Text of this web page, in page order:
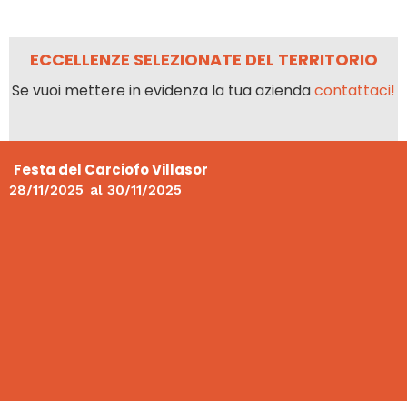
ECCELLENZE SELEZIONATE DEL TERRITORIO
Se vuoi mettere in evidenza la tua aziendacontattaci!
Festa del Carciofo Villasor
28/11/2025 al 30/11/2025